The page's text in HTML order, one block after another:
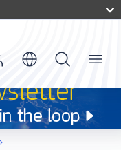
Menu